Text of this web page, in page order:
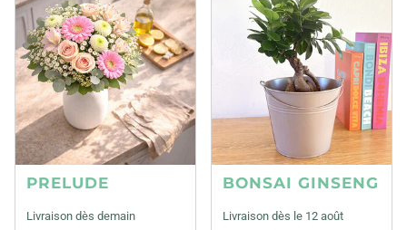
PRELUDE
Livraison dès demain
BONSAI GINSENG
Livraison dès le 12 août